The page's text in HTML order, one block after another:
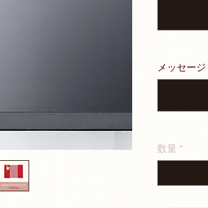
メッセージ
数量 *